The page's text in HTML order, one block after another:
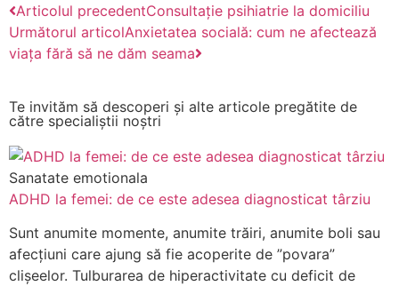
Articolul precedentConsultație psihiatrie la domiciliu
Următorul articolAnxietatea socială: cum ne afectează
viața fără să ne dăm seama
Te invităm să descoperi și alte articole pregătite de
către specialiștii noștri
Sanatate emotionala
ADHD la femei: de ce este adesea diagnosticat târziu
Sunt anumite momente, anumite trăiri, anumite boli sau
afecțiuni care ajung să fie acoperite de ”povara”
clișeelor. Tulburarea de hiperactivitate cu deficit de